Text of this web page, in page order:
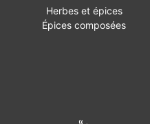
Herbes et épices
Épices composées